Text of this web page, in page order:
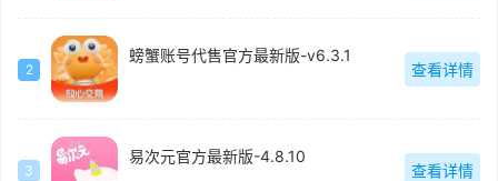
2
螃蟹账号代售官方最新版-v6.3.1
查看详情
3
易次元官方最新版-4.8.10
查看详情